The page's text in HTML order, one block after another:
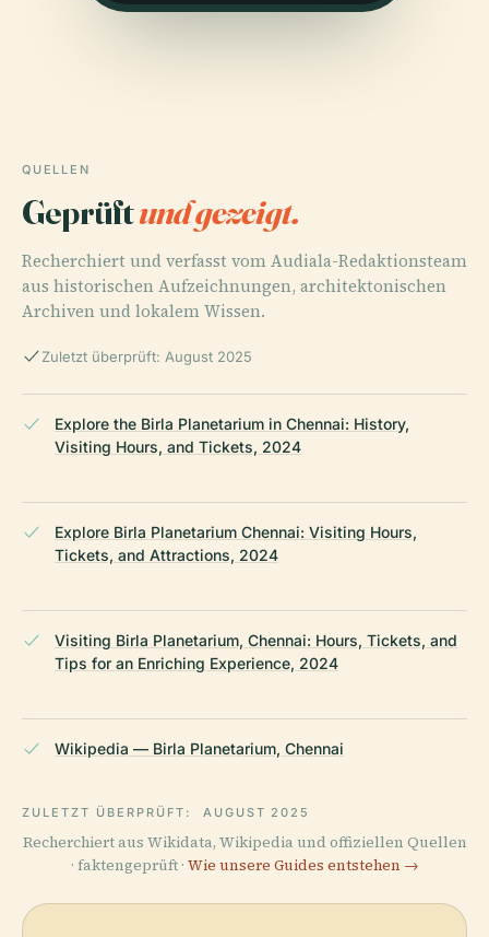
QUELLEN
Geprüftund gezeigt.
Recherchiert und verfasst vom Audiala-Redaktionsteam
aus historischen Aufzeichnungen, architektonischen
Archiven und lokalem Wissen.
Zuletzt überprüft: August 2025
Explore the Birla Planetarium in Chennai: History,
Visiting Hours, and Tickets, 2024
Explore Birla Planetarium Chennai: Visiting Hours,
Tickets, and Attractions, 2024
Visiting Birla Planetarium, Chennai: Hours, Tickets, and
Tips for an Enriching Experience, 2024
Wikipedia — Birla Planetarium, Chennai
ZULETZT ÜBERPRÜFT: AUGUST 2025
Recherchiert aus Wikidata, Wikipedia und offiziellen Quellen
· faktengeprüft · Wie unsere Guides entstehen →